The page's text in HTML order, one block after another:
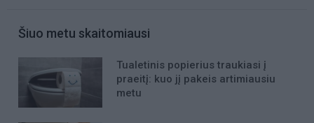
Šiuo metu skaitomiausi
Tualetinis popierius traukiasi į
praeitį: kuo jį pakeis artimiausiu
metu